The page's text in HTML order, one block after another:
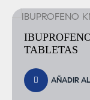
ANALPER
HIOSCINA)